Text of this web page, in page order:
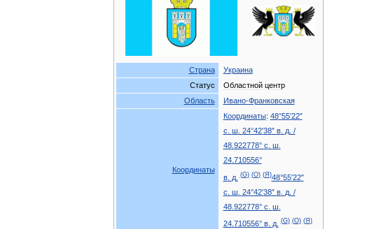
Страна
Украина
Статус
Областной центр
Область
Ивано-Франковская
Координаты
Координаты: 48°55′22″
с ш 24°42′38″ в. д. /
48. 922778° с ш
24. 710556°
в. д. (G) (O) (Я )48°55′22″
с ш 24°42′38″ в. д. /
48. 922778° с ш
24. 710556° в. д. (G) (O) (Я )